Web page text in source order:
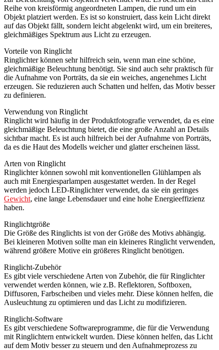
Reihe von kreisförmig angeordneten Lampen, die rund um ein
Objekt platziert werden. Es ist so konstruiert, dass kein Licht direkt
auf das Objekt fällt, sondern leicht abgelenkt wird, um ein breiteres,
gleichmäßiges Spektrum aus Licht zu erzeugen.
Vorteile von Ringlicht
Ringlichter können sehr hilfreich sein, wenn man eine schöne,
gleichmäßige Beleuchtung benötigt. Sie sind auch sehr praktisch für
die Aufnahme von Porträts, da sie ein weiches, angenehmes Licht
erzeugen. Sie reduzieren auch Schatten und helfen, das Motiv besser
zu definieren.
Verwendung von Ringlicht
Ringlicht wird häufig in der Produktfotografie verwendet, da es eine
gleichmäßige Beleuchtung bietet, die eine große Anzahl an Details
sichtbar macht. Es ist auch hilfreich bei der Aufnahme von Porträts,
da es die Haut des Modells weicher und glatter erscheinen lässt.
Arten von Ringlicht
Ringlichter können sowohl mit konventionellen Glühlampen als
auch mit Energiesparlampen ausgestattet werden. In der Regel
werden jedoch LED-Ringlichter verwendet, da sie ein geringes
Gewicht, eine lange Lebensdauer und eine hohe Energieeffizienz
haben.
Ringlichtgröße
Die Größe des Ringlichts ist von der Größe des Motivs abhängig.
Bei kleineren Motiven sollte man ein kleineres Ringlicht verwenden,
während größere Motive ein größeres Ringlicht benötigen.
Ringlicht-Zubehör
Es gibt viele verschiedene Arten von Zubehör, die für Ringlichter
verwendet werden können, wie z.B. Reflektoren, Softboxen,
Diffusoren, Farbscheiben und vieles mehr. Diese können helfen, die
Ausleuchtung zu optimieren und das Licht zu modifizieren.
Ringlicht-Software
Es gibt verschiedene Softwareprogramme, die für die Verwendung
mit Ringlichtern entwickelt wurden. Diese können helfen, das Licht
auf dem Motiv besser zu steuern und den Aufnahmeprozess zu